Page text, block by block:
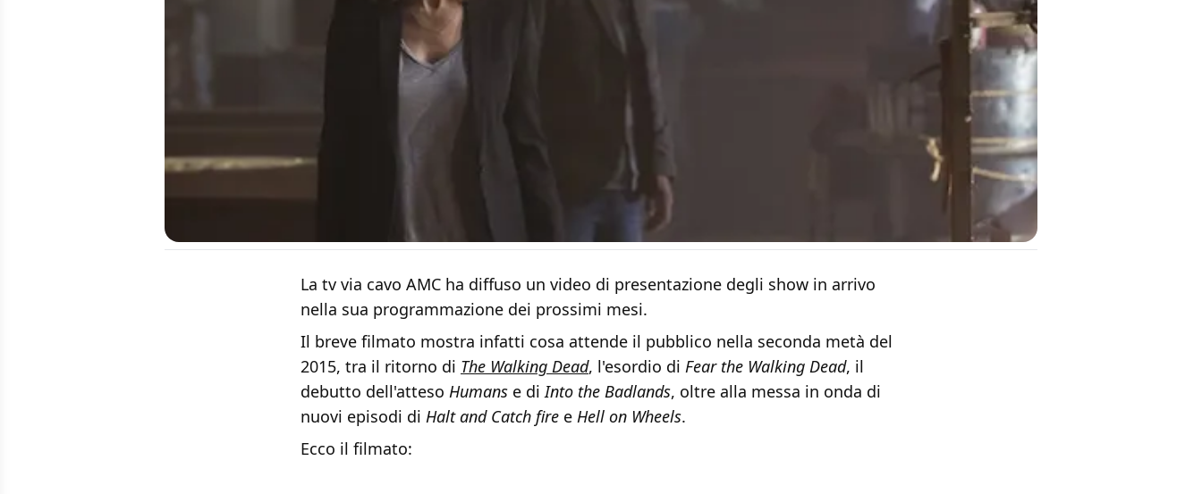
La tv via cavo AMC ha diffuso un video di presentazione degli show in arrivo
nella sua programmazione dei prossimi mesi.
Il breve filmato mostra infatti cosa attende il pubblico nella seconda metà del
2015, tra il ritorno di The Walking Dead, l'esordio di Fear the Walking Dead, il
debutto dell'atteso Humans e diInto the Badlands, oltre alla messa in onda di
nuovi episodi di Halt and Catch fire e Hell on Wheels.
Ecco il filmato: